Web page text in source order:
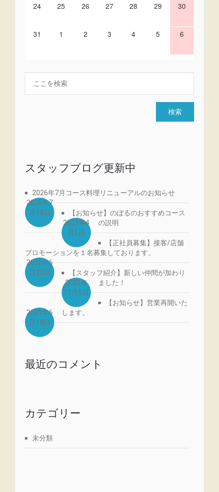
24 25 26 27 28 29 30
31 1 2 3 4 5 6
スタッフブログ更新中
2026年7月コース料理リニューアルのお知らせ
2026年7
月14日
【お知らせ】のぼるのおすすめコース
の説明
2023年4
月5日
【正社員募集】接客/店舗
プロモーションを１名募集しております。
2022年6
月23日
【スタッフ紹介】新しい仲間が加わり
ました！
2021年
11月5日
【お知らせ】営業再開いた
します。
2021年6
月13日
最近のコメント
カテゴリー
未分類